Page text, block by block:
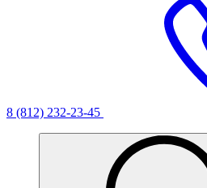
8 (812) 232-23-45